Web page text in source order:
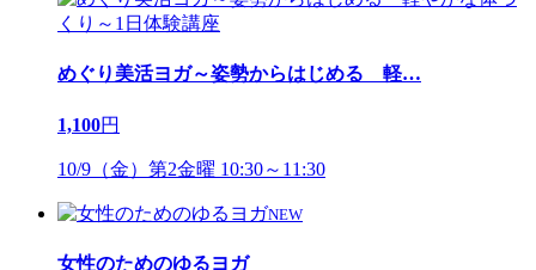
めぐり美活ヨガ～姿勢からはじめる 軽…
1,100円
10/9（金）第2金曜 10:30～11:30
NEW
女性のためのゆるヨガ